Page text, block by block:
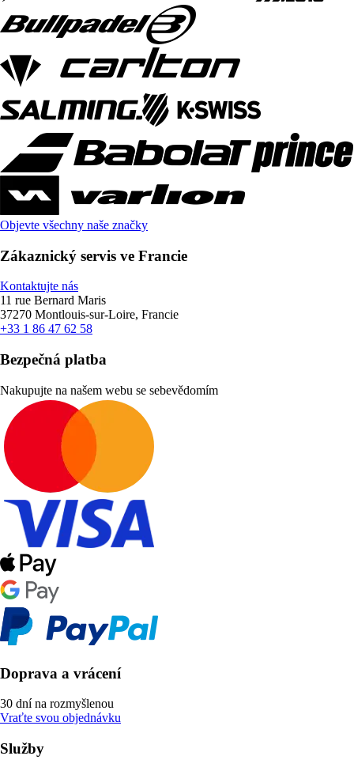
Objevte všechny naše značky
Zákaznický servis ve Francie
Kontaktujte nás
11 rue Bernard Maris
37270 Montlouis-sur-Loire, Francie
+33 1 86 47 62 58
Bezpečná platba
Nakupujte na našem webu se sebevědomím
Doprava a vrácení
30 dní na rozmyšlenou
Vraťte svou objednávku
Služby